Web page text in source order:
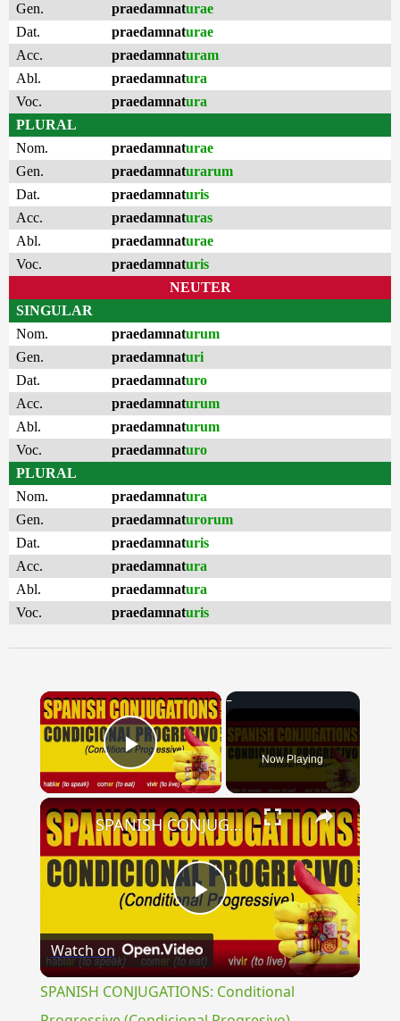
Gen.
praedamnaturae
Dat.
praedamnaturae
Acc.
praedamnaturam
Abl.
praedamnatura
Voc.
praedamnatura
PLURAL
Nom.
praedamnaturae
Gen.
praedamnaturarum
Dat.
praedamnaturis
Acc.
praedamnaturas
Abl.
praedamnaturae
Voc.
praedamnaturis
NEUTER
SINGULAR
Nom.
praedamnaturum
Gen.
praedamnaturi
Dat.
praedamnaturo
Acc.
praedamnaturum
Abl.
praedamnaturum
Voc.
praedamnaturo
PLURAL
Nom.
praedamnatura
Gen.
praedamnaturorum
Dat.
praedamnaturis
Acc.
praedamnatura
Abl.
praedamnatura
Voc.
praedamnaturis
×
Play Video Now Playing
×
Play
Video
SPANISH CONJUGATIONS: Conditional Progressive (Condicional Progresivo)
Watch on
SPANISH CONJUGATIONS: Conditional